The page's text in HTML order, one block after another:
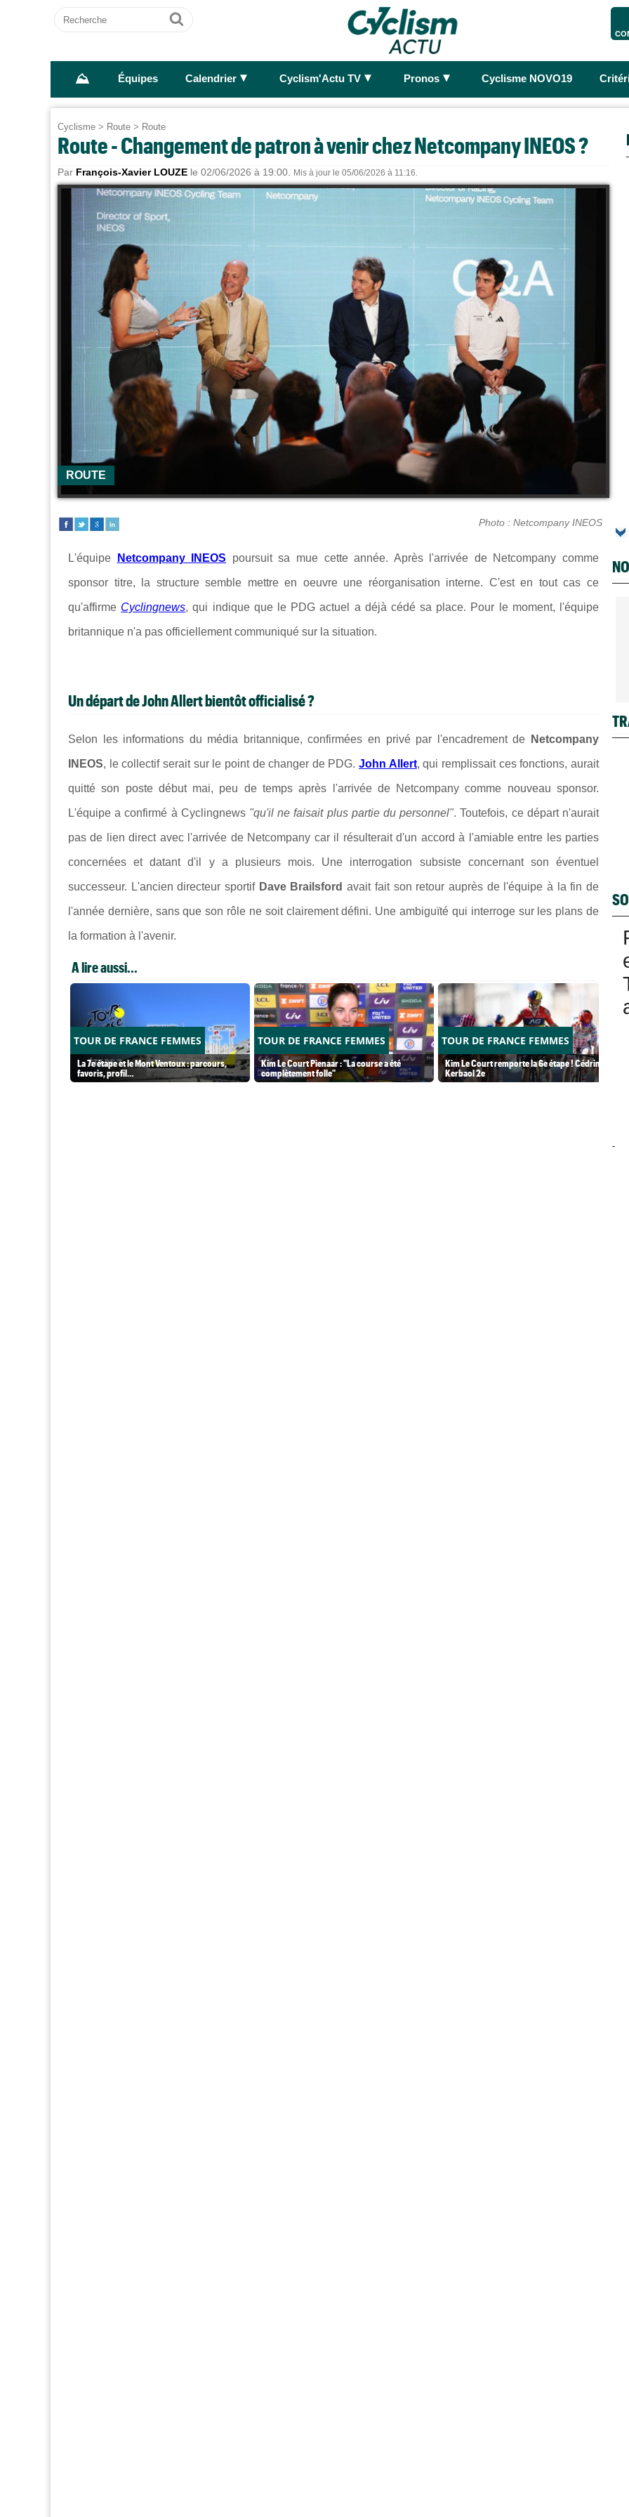
Recherche
Ok
⛰ Équipes Calendrier ► Cyclism'Actu TV ► Pronos ► Cyclisme NOVO19
Cyclisme > Route > Route
Route - Changement de patron à venir chez Netcompany INEOS ?
Par François-Xavier LOUZE le 02/06/2026 à 19:00. Mis à jour le 05/06/2026 à 11:16.
ROUTE
Photo : Netcompany INEOS
L'équipe Netcompany INEOS poursuit sa mue cette année. Après l'arrivée de Netcompany comme
sponsor titre, la structure semble mettre en oeuvre une réorganisation interne. C'est en tout cas ce
qu'affirme Cyclingnews, qui indique que le PDG actuel a déjà cédé sa place. Pour le moment, l'équipe
britannique n'a pas officiellement communiqué sur la situation.
Un départ de John Allert bientôt officialisé ?
Selon les informations du média britannique, confirmées en privé par l'encadrement de Netcompany
INEOS, le collectif serait sur le point de changer de PDG.John Allert, qui remplissait ces fonctions, aurait
quitté son poste début mai, peu de temps après l'arrivée de Netcompany comme nouveau sponsor.
L'équipe a confirmé à Cyclingnews "qu'il ne faisait plus partie du personnel". Toutefois, ce départ n'aurait
pas de lien direct avec l'arrivée de Netcompany car il résulterait d'un accord à l'amiable entre les parties
concernées et datant d'il y a plusieurs mois. Une interrogation subsiste concernant son éventuel
successeur. L'ancien directeur sportif Dave Brailsfordavait fait son retour auprès de l'équipe à la fin de
l'année dernière, sans que son rôle ne soit clairement défini. Uneambiguïté qui interroge sur les plans de
la formation à l'avenir.
A lire aussi...
TOUR DE FRANCE FEMMES
La 7e étape et le Mont Ventoux : parcours,
favoris, profil…
TOUR DE FRANCE FEMMES
Kim Le Court Pienaar : "La course a été
complètement folle"
TOUR DE FRANCE FEMMES
Kim Le Court remporte la 6e étape ! Cédrine
Kerbaol 2e
-